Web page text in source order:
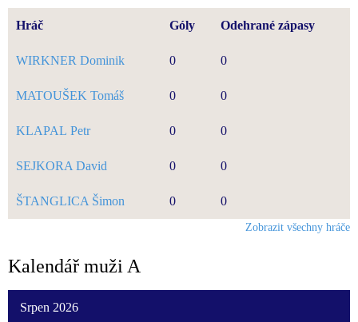
Hráč Góly Odehrané zápasy
WIRKNER Dominik 0 0
MATOUŠEK Tomáš 0 0
KLAPAL Petr 0 0
SEJKORA David 0 0
ŠTANGLICA Šimon 0 0
Zobrazit všechny hráče
Kalendář muži A
Srpen 2026